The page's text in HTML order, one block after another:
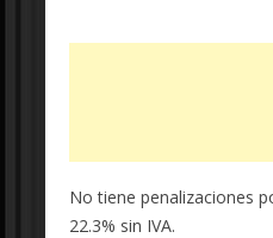
No tiene penalizaciones
22.3% sin IVA.